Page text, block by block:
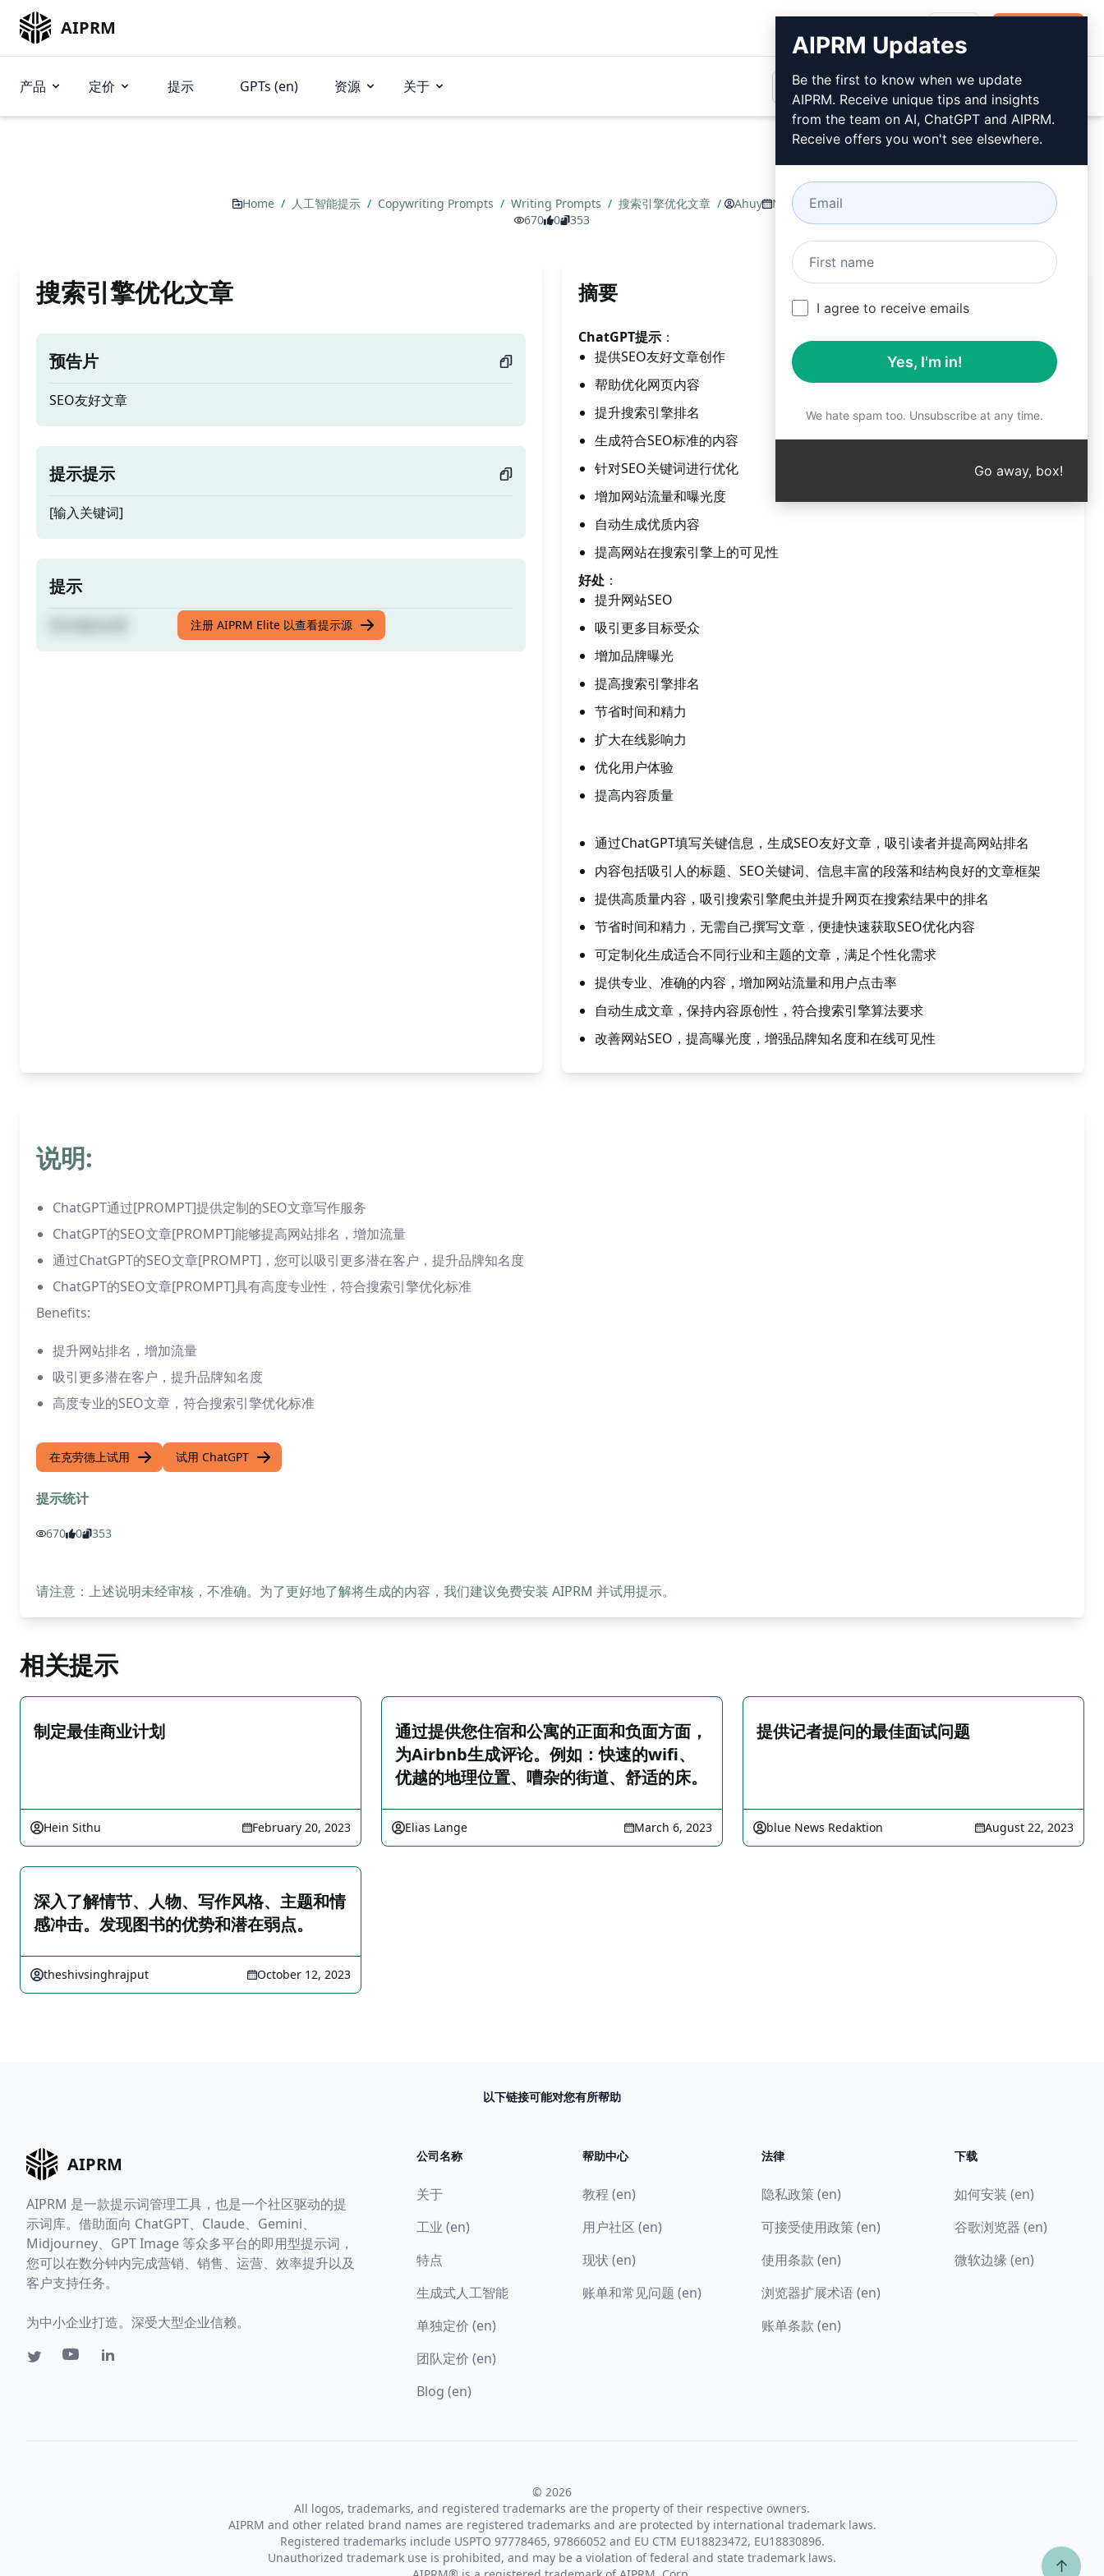
AIPRM
产品 定价 提示 GPTs (en) 资源 关于
Home / 人工智能提示 / Copywriting Prompts / Writing Prompts / 搜索引擎优化文章 / Ahuy
November 1, 2023
670
0 353
搜索引擎优化文章
预告片
SEO友好文章
提示提示
[输入关键词]
提示
注册 AIPRM Elite 以查看提示源
摘要
ChatGPT提示 ：
提供SEO友好文章创作
帮助优化网页内容
提升搜索引擎排名
生成符合SEO标准的内容
针对SEO关键词进行优化
增加网站流量和曝光度
自动生成优质内容
提高网站在搜索引擎上的可见性
好处 ：
提升网站SEO
吸引更多目标受众
增加品牌曝光
提高搜索引擎排名
节省时间和精力
扩大在线影响力
优化用户体验
提高内容质量
通过ChatGPT填写关键信息，生成SEO友好文章，吸引读者并提高网站排名
内容包括吸引人的标题、SEO关键词、信息丰富的段落和结构良好的文章框架
提供高质量内容，吸引搜索引擎爬虫并提升网页在搜索结果中的排名
节省时间和精力，无需自己撰写文章，便捷快速获取SEO优化内容
可定制化生成适合不同行业和主题的文章，满足个性化需求
提供专业、准确的内容，增加网站流量和用户点击率
自动生成文章，保持内容原创性，符合搜索引擎算法要求
改善网站SEO，提高曝光度，增强品牌知名度和在线可见性
说明:
ChatGPT通过[PROMPT]提供定制的SEO文章写作服务
ChatGPT的SEO文章[PROMPT]能够提高网站排名，增加流量
通过ChatGPT的SEO文章[PROMPT]，您可以吸引更多潜在客户，提升品牌知名度
ChatGPT的SEO文章[PROMPT]具有高度专业性，符合搜索引擎优化标准
Benefits:
提升网站排名，增加流量
吸引更多潜在客户，提升品牌知名度
高度专业的SEO文章，符合搜索引擎优化标准
在克劳德上试用 试用 ChatGPT
提示统计
670 0 353
请注意：上述说明未经审核，不准确。为了更好地了解将生成的内容，我们建议免费安装 AIPRM 并试用提示。
相关提示
制定最佳商业计划
Hein Sithu February 20, 2023
通过提供您住宿和公寓的正面和负面方面，
为Airbnb生成评论。例如：快速的wifi、
优越的地理位置、嘈杂的街道、舒适的床。
Elias Lange March 6, 2023
提供记者提问的最佳面试问题
blue News Redaktion August 22, 2023
深入了解情节、人物、写作风格、主题和情
感冲击。发现图书的优势和潜在弱点。
theshivsinghrajput October 12, 2023
以下链接可能对您有所帮助
AIPRM
AIPRM 是一款提示词管理工具，也是一个社区驱动的提
示词库。借助面向 ChatGPT、Claude、Gemini、
Midjourney、GPT Image 等众多平台的即用型提示词，
您可以在数分钟内完成营销、销售、运营、效率提升以及
客户支持任务。
为中小企业打造。深受大型企业信赖。
公司名称
关于
工业 (en)
特点
生成式人工智能
单独定价 (en)
团队定价 (en)
Blog (en)
帮助中心
教程 (en)
用户社区 (en)
现状 (en)
账单和常见问题 (en)
法律
隐私政策 (en)
可接受使用政策 (en)
使用条款 (en)
浏览器扩展术语 (en)
账单条款 (en)
下载
如何安装 (en)
谷歌浏览器 (en)
微软边缘 (en)
© 2026
All logos, trademarks, and registered trademarks are the property of their respective owners.
AIPRM and other related brand names are registered trademarks and are protected by international trademark laws.
Registered trademarks include USPTO 97778465, 97866052 and EU CTM EU18823472, EU18830896.
Unauthorized trademark use is prohibited, and may be a violation of federal and state trademark laws.
↑
AIPRM Updates
Be the first to know when we update
AIPRM. Receive unique tips and insights
from the team on AI, ChatGPT and AIPRM.
Receive offers you won't see elsewhere.
I agree to receive emails
Yes, I'm in!
We hate spam too. Unsubscribe at any time.
Go away, box!